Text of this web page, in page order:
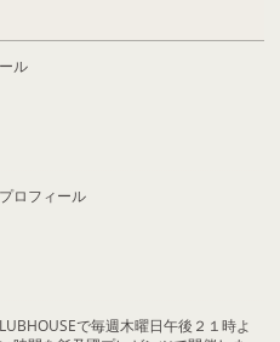
ル
ロフィール
で毎週木曜日午後２１時よ